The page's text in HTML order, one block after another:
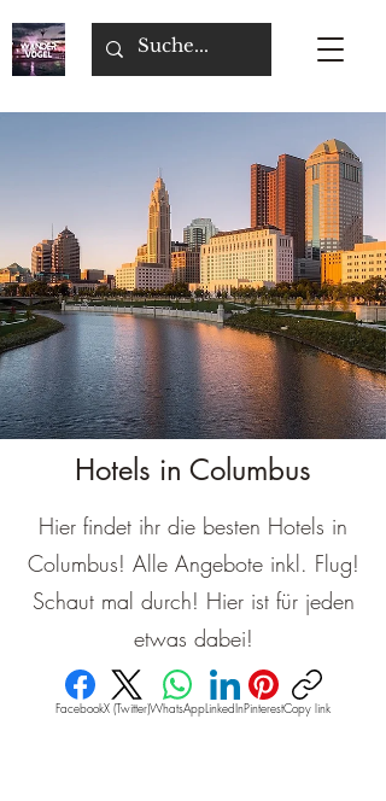
Hotels in Columbus
Hier findet ihr die besten Hotels in
Columbus! Alle Angebote inkl. Flug!
Schaut mal durch! Hier ist für jeden
etwas dabei!
FacebookX (Twitter)WhatsAppLinkedInPinterestCopy link